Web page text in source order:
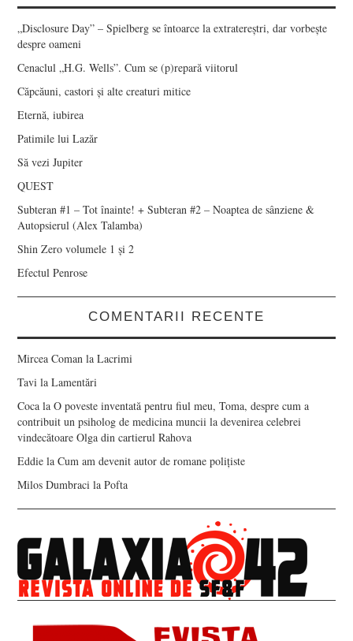
„Disclosure Day” – Spielberg se întoarce la extratereștri, dar vorbește
despre oameni
Cenaclul „H.G. Wells”. Cum se (p)repară viitorul
Căpcăuni, castori și alte creaturi mitice
Eternă, iubirea
Patimile lui Lazăr
Să vezi Jupiter
QUEST
Subteran #1 – Tot înainte! + Subteran #2 – Noaptea de sânziene &
Autopsierul (Alex Talamba)
Shin Zero volumele 1 și 2
Efectul Penrose
COMENTARII RECENTE
Mircea Coman laLacrimi
Tavi laLamentări
Coca laO poveste inventată pentru fiul meu, Toma, despre cum a
contribuit un psiholog de medicina muncii la devenirea celebrei
vindecătoare Olga din cartierul Rahova
Eddie laCum am devenit autor de romane polițiste
Milos Dumbraci laPofta